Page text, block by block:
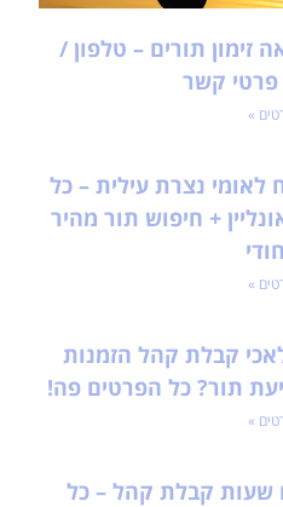
זימון תורים – טלפון /
פרטי קשר
»
נצרת עילית – כל
+ חיפוש תור מהיר
»
קבלת קהל הזמנות
תור? כל הפרטים פה!
»
שעות קבלת קהל – כל